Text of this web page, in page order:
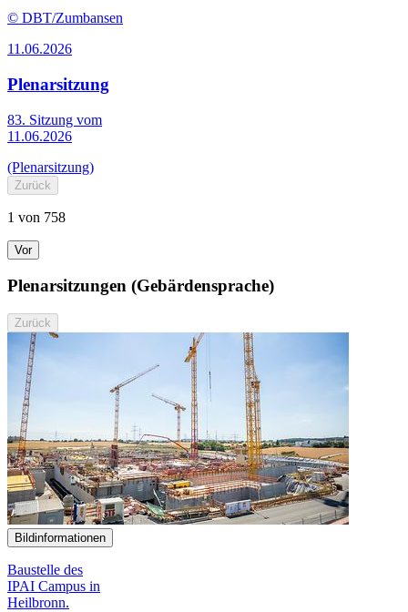
© DBT/Zumbansen
11.06.2026
Plenarsitzung
83. Sitzung vom
11.06.2026
(Plenarsitzung)
Zurück
1 von 758
Vor
Plenarsitzungen (Gebärdensprache)
Zurück
Bildinformationen
Baustelle des
IPAI Campus in
Heilbronn.